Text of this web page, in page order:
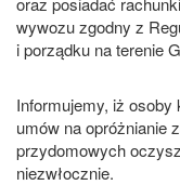
wywozu zgodny z
i porządku na terenie
Informujemy, iż
umów na opróżnianie
przydomowych
niezwłocznie.